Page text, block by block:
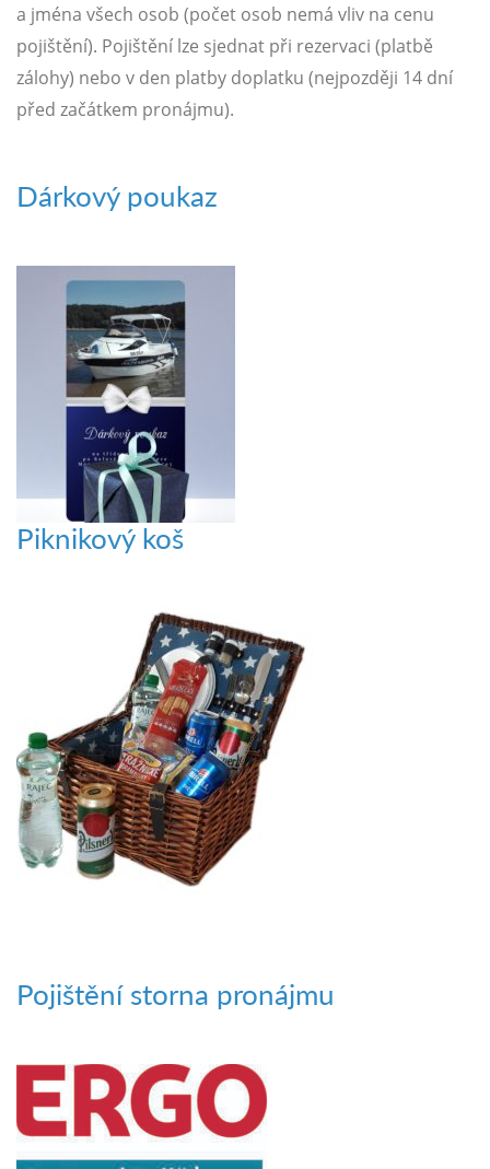
a jména všech osob (počet osob nemá vliv na cenu
pojištění). Pojištění lze sjednat při rezervaci (platbě
zálohy) nebo v den platby doplatku (nejpozději 14 dní
před začátkem pronájmu).
Dárkový poukaz
Piknikový koš
Pojištění storna pronájmu